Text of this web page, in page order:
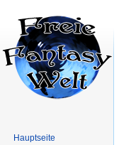
Hauptseite